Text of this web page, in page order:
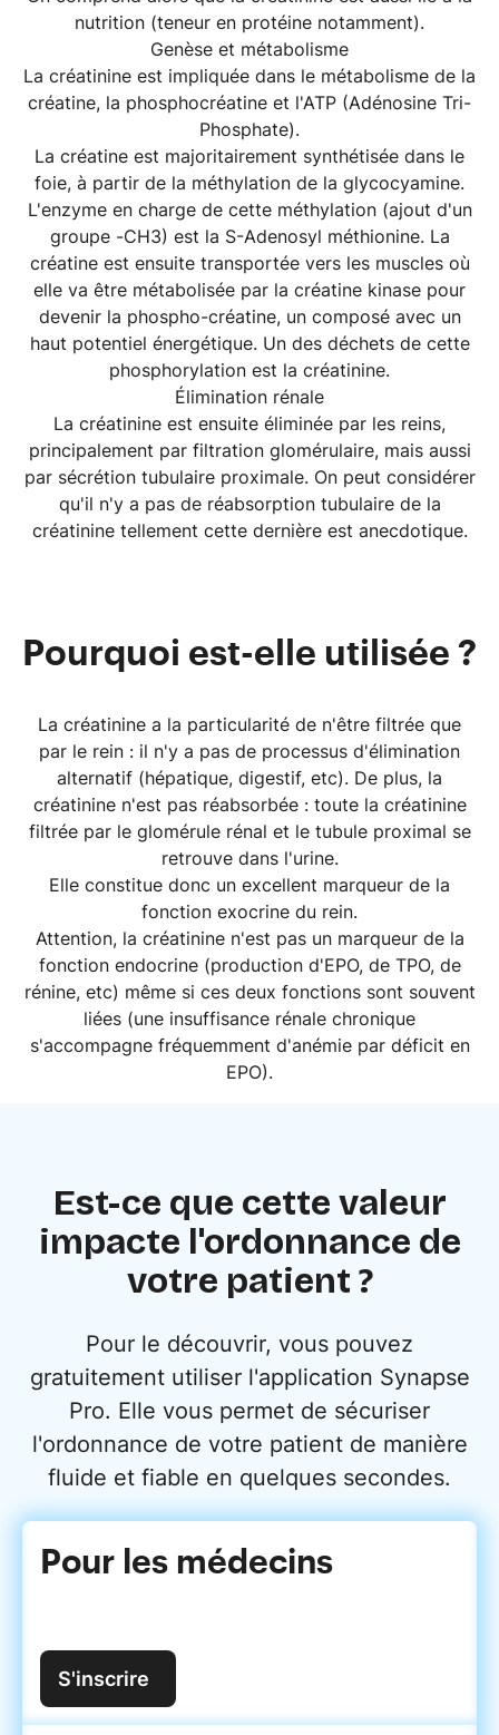
nutrition (teneur en protéine notamment).
Genèse et métabolisme
La créatinine est impliquée dans le métabolisme de la
créatine, la phosphocréatine et l'ATP (Adénosine Tri-
Phosphate).
La créatine est majoritairement synthétisée dans le
foie, à partir de la méthylation de la glycocyamine.
L'enzyme en charge de cette méthylation (ajout d'un
groupe -CH3) est la S-Adenosyl méthionine. La
créatine est ensuite transportée vers les muscles où
elle va être métabolisée par la créatine kinase pour
devenir la phospho-créatine, un composé avec un
haut potentiel énergétique. Un des déchets de cette
phosphorylation est la créatinine.
Élimination rénale
La créatinine est ensuite éliminée par les reins,
principalement par filtration glomérulaire, mais aussi
par sécrétion tubulaire proximale. On peut considérer
qu'il n'y a pas de réabsorption tubulaire de la
créatinine tellement cette dernière est anecdotique.
Pourquoi est-elle utilisée ?
La créatinine a la particularité de n'être filtrée que
par le rein : il n'y a pas de processus d'élimination
alternatif (hépatique, digestif, etc). De plus, la
créatinine n'est pas réabsorbée : toute la créatinine
filtrée par le glomérule rénal et le tubule proximal se
retrouve dans l'urine.
Elle constitue donc un excellent marqueur de la
fonction exocrine du rein.
Attention, la créatinine n'est pas un marqueur de la
fonction endocrine (production d'EPO, de TPO, de
rénine, etc) même si ces deux fonctions sont souvent
liées (une insuffisance rénale chronique
s'accompagne fréquemment d'anémie par déficit en
EPO).
Est-ce que cette valeur
impacte l'ordonnance de
votre patient ?
Pour le découvrir, vous pouvez
gratuitement utiliser l'application Synapse
Pro. Elle vous permet de sécuriser
l'ordonnance de votre patient de manière
fluide et fiable en quelques secondes.
Pour les médecins
S'inscrire